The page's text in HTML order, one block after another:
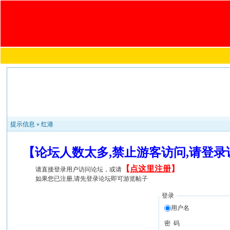
提示信息 »红港
【论坛人数太多,禁止游客访问,请登
请直接登录用户访问论坛，或请 【 点这里注册】
如果您已注册,请先登录论坛即可游览帖子
登录
用户名
密 码